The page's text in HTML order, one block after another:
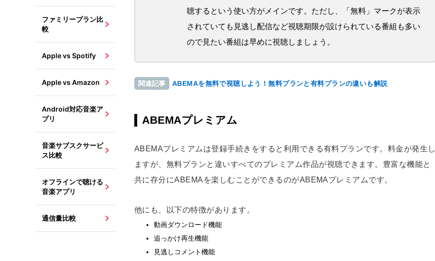
ファミリープラン比
較
Apple vs Spotify
Apple vs Amazon
Android対応音楽ア
プリ
音楽サブスクサービ
ス比較
オフラインで聴ける
音楽アプリ
通信量比較
聴するという使い方がメインです。ただし、「無料」マークが表示
されていても見逃し配信など視聴期限が設けられている番組も多い
ので見たい番組は早めに視聴しましょう。
関連記事 ABEMAを無料で視聴しよう！無料プランと有料プランの違いも解説
ABEMAプレミアム
ABEMAプレミアムは登録手続きをすると利用できる有料プランです。料金が発生し
ますが、無料プランと違いすべてのプレミアム作品が視聴できます。豊富な機能と
共に存分にABEMAを楽しむことができるのがABEMAプレミアムです。
他にも、以下の特徴があります。
動画ダウンロード機能
追っかけ再生機能
見逃しコメント機能